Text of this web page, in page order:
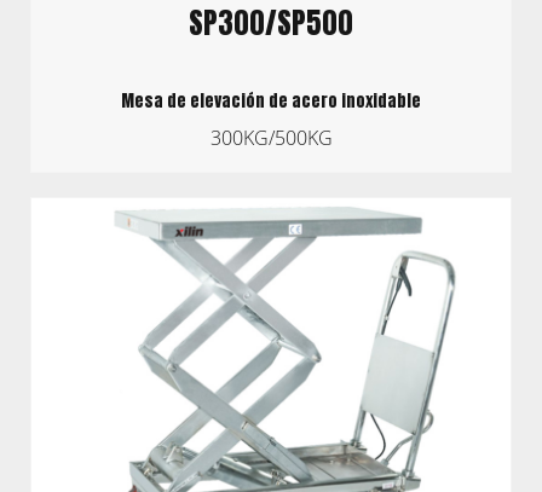
SP300/SP500
Mesa de elevación de acero inoxidable
300KG/500KG